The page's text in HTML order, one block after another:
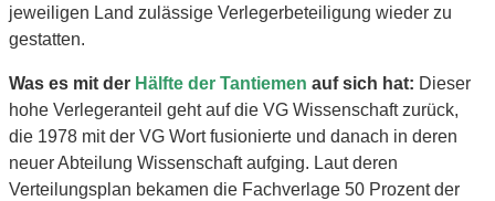
jeweiligen Land zulässige Verlegerbeteiligung wieder zu
gestatten.
Was es mit der Hälfte der Tantiemen auf sich hat: Dieser
hohe Verlegeranteil geht auf die VG Wissenschaft zurück,
die 1978 mit der VG Wort fusionierte und danach in deren
neuer Abteilung Wissenschaft aufging. Laut deren
Verteilungsplan bekamen die Fachverlage 50 Prozent der